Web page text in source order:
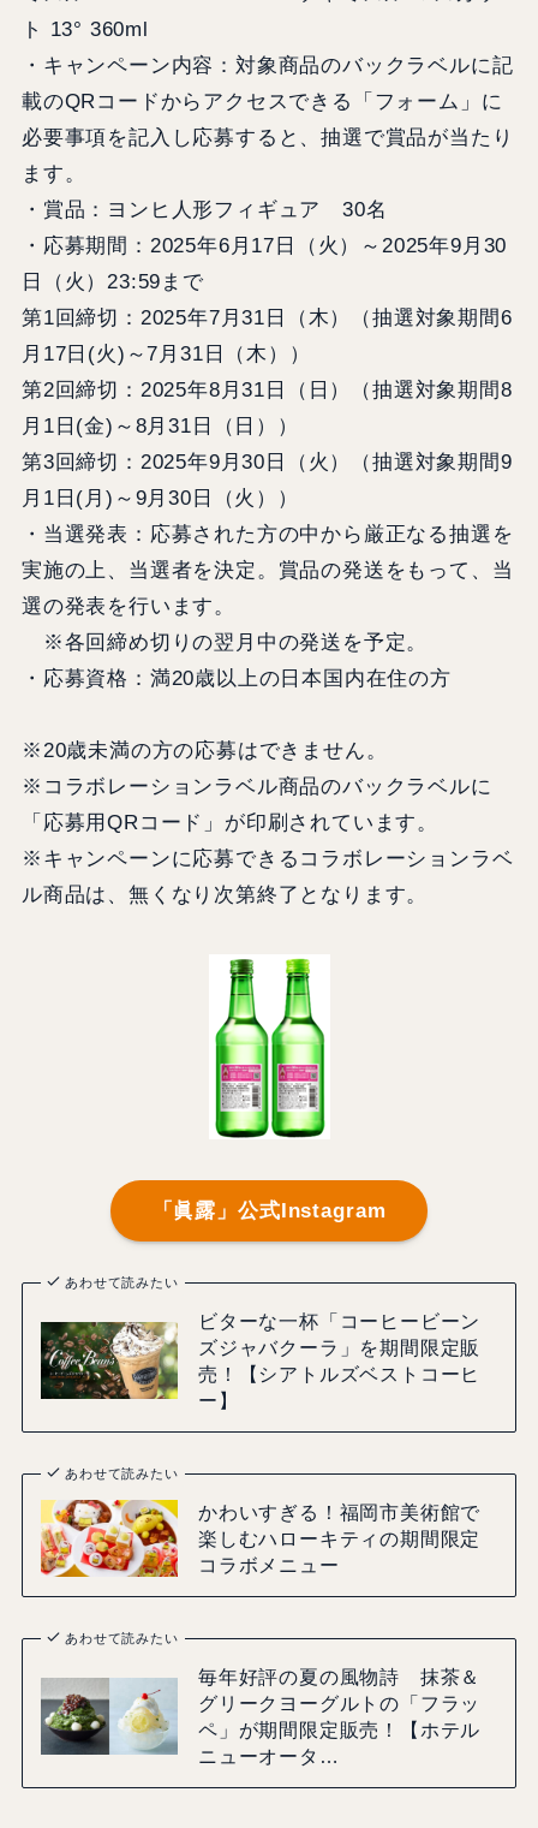
ト 13° 360ml
・キャンペーン内容：対象商品のバックラベルに記
載のQRコードからアクセスできる「フォーム」に
必要事項を記入し応募すると、抽選で賞品が当たり
ます。
・賞品：ヨンヒ人形フィギュア 30名
・応募期間：2025年6月17日（火）～2025年9月30
日（火）23:59まで
第1回締切：2025年7月31日（木）（抽選対象期間6
月17日(火)～7月31日（木））
第2回締切：2025年8月31日（日）（抽選対象期間8
月1日(金)～8月31日（日））
第3回締切：2025年9月30日（火）（抽選対象期間9
月1日(月)～9月30日（火））
・当選発表：応募された方の中から厳正なる抽選を
実施の上、当選者を決定。賞品の発送をもって、当
選の発表を行います。
※各回締め切りの翌月中の発送を予定。
・応募資格：満20歳以上の日本国内在住の方
※20歳未満の方の応募はできません。
※コラボレーションラベル商品のバックラベルに
「応募用QRコード」が印刷されています。
※キャンペーンに応募できるコラボレーションラベ
ル商品は、無くなり次第終了となります。
「眞露」公式Instagram
あわせて読みたい
ビターな一杯「コーヒービーン
ズジャバクーラ」を期間限定販
売！【シアトルズベストコーヒ
ー】
あわせて読みたい
かわいすぎる！福岡市美術館で
楽しむハローキティの期間限定
コラボメニュー
あわせて読みたい
毎年好評の夏の風物詩 抹茶＆
グリークヨーグルトの「フラッ
ペ」が期間限定販売！【ホテル
ニューオータ…